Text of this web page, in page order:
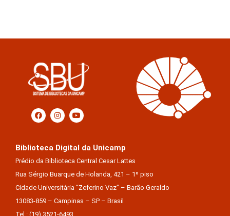
Biblioteca Digital da Unicamp
Prédio da Biblioteca Central Cesar Lattes
Rua Sérgio Buarque de Holanda, 421 – 1º piso
Cidade Universitária “Zeferino Vaz” – Barão Geraldo
13083-859 – Campinas – SP – Brasil
Tel.: (19) 3521-6493